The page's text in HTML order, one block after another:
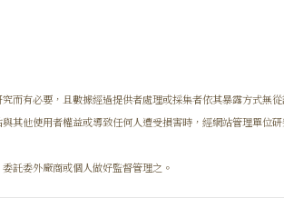
而有必要，且數據經過提供者處理或採集者依其暴露方式無
其他使用者權益或導致任何人遭受損害時，經網站管理單位
託委外廠商或個人做好監督管理之。